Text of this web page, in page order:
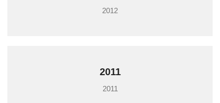
2012
2011
2011